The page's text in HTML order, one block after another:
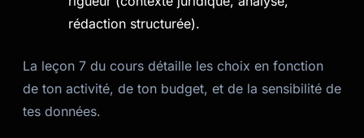
rédaction structurée).
La leçon 7 du cours détaille les choix en fonction
de ton activité, de ton budget, et de la sensibilité de
tes données.